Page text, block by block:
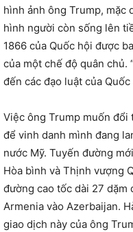
hình ảnh ông Trump, mặc
hình người còn sống lên
1866 của Quốc hội được
của một chế độ quân chủ.
đến các đạo luật của Quốc
Việc ông Trump muốn
để vinh danh mình đang
nước Mỹ. Tuyến đường
Hòa bình và Thịnh vượng
đường cao tốc dài 27 dặm
Armenia vào Azerbaijan.
giao dịch này của ông